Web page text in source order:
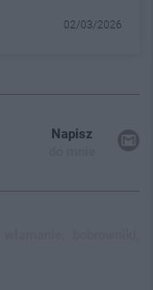
02/03/2026
Napisz